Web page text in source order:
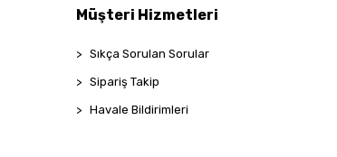
Müşteri Hizmetleri
Sıkça Sorulan Sorular
Sipariş Takip
Havale Bildirimleri